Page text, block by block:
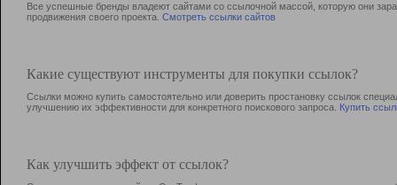
Все успешные бренды владеют сайтами со ссылочной массой, которую они
продвижения своего проекта. Смотреть ссылки сайтов
Какие существуют инструменты для покупки ссылок?
Ссылки можно купить самостоятельно или доверить простановку ссылок
улучшению их эффективности для конкретного поискового запроса. Купить
Как улучшить эффект от ссылок?